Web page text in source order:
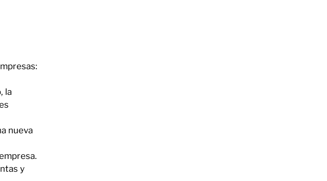
la
nueva
y